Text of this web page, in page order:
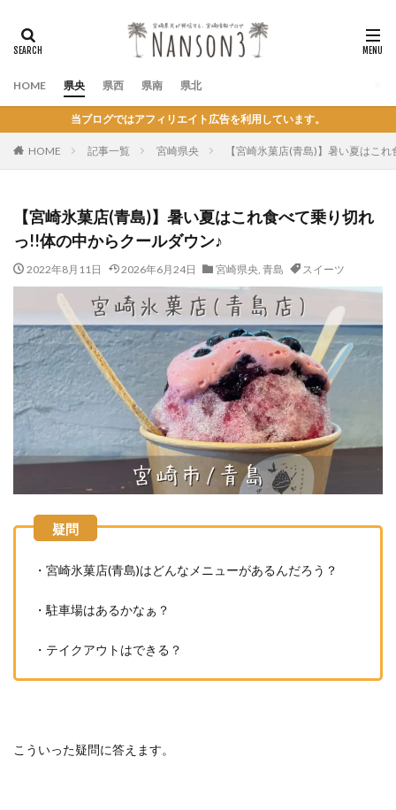
HOME 県央 県西 県南 県北
当ブログではアフィリエイト広告を利用しています。
HOME 記事一覧 宮崎県央 【宮崎氷菓店(青島)】暑い夏はこ
【宮崎氷菓店(青島)】暑い夏はこれ食べて乗り切れ
っ!!体の中からクールダウン♪
2022年8月11日 2026年6月24日 宮崎県央, 青島 スイーツ
・宮崎氷菓店(青島)はどんなメニューがあるんだろう？
・駐車場はあるかなぁ？
・テイクアウトはできる？
こういった疑問に答えます。